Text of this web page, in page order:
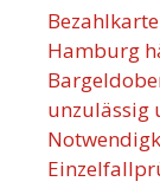
Hamburg
unzulässig